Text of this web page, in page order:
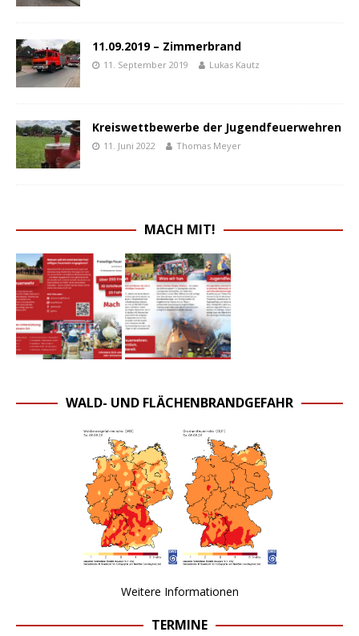
11.09.2019 – Zimmerbrand
11. September 2019 Lukas Kautz
Kreiswettbewerbe der Jugendfeuerwehren
11. Juni 2022 Thomas Meyer
MACH MIT!
WALD- UND FLÄCHENBRANDGEFAHR
Weitere Informationen
TERMINE